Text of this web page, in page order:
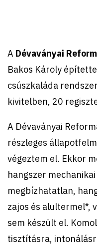
A Dévaványai
Bakos Károly
csúszkaláda
kivitelben, 20
A Dévaványai
részleges
végeztem el. Ekkor
hangszer
megbízhatatlan,
zajos és alultermel*,
sem készült el.
tisztításra,